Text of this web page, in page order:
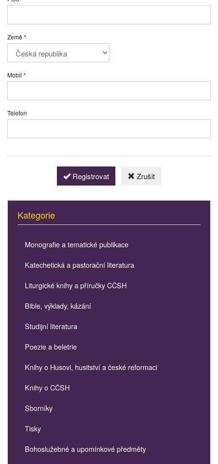
Země *
Mobil *
Telefon
Registrovat Zrušit
Kategorie
Monografie a tematické publikace
Katechetická a pastorační literatura
Liturgické knihy a příručky CČSH
Bible, výklady, kázání
Studijní literatura
Poezie a beletrie
Knihy o Husovi, husitství a české reformaci
Knihy o CČSH
Sborníky
Tisky
Bohoslužebné a upomínkové předměty